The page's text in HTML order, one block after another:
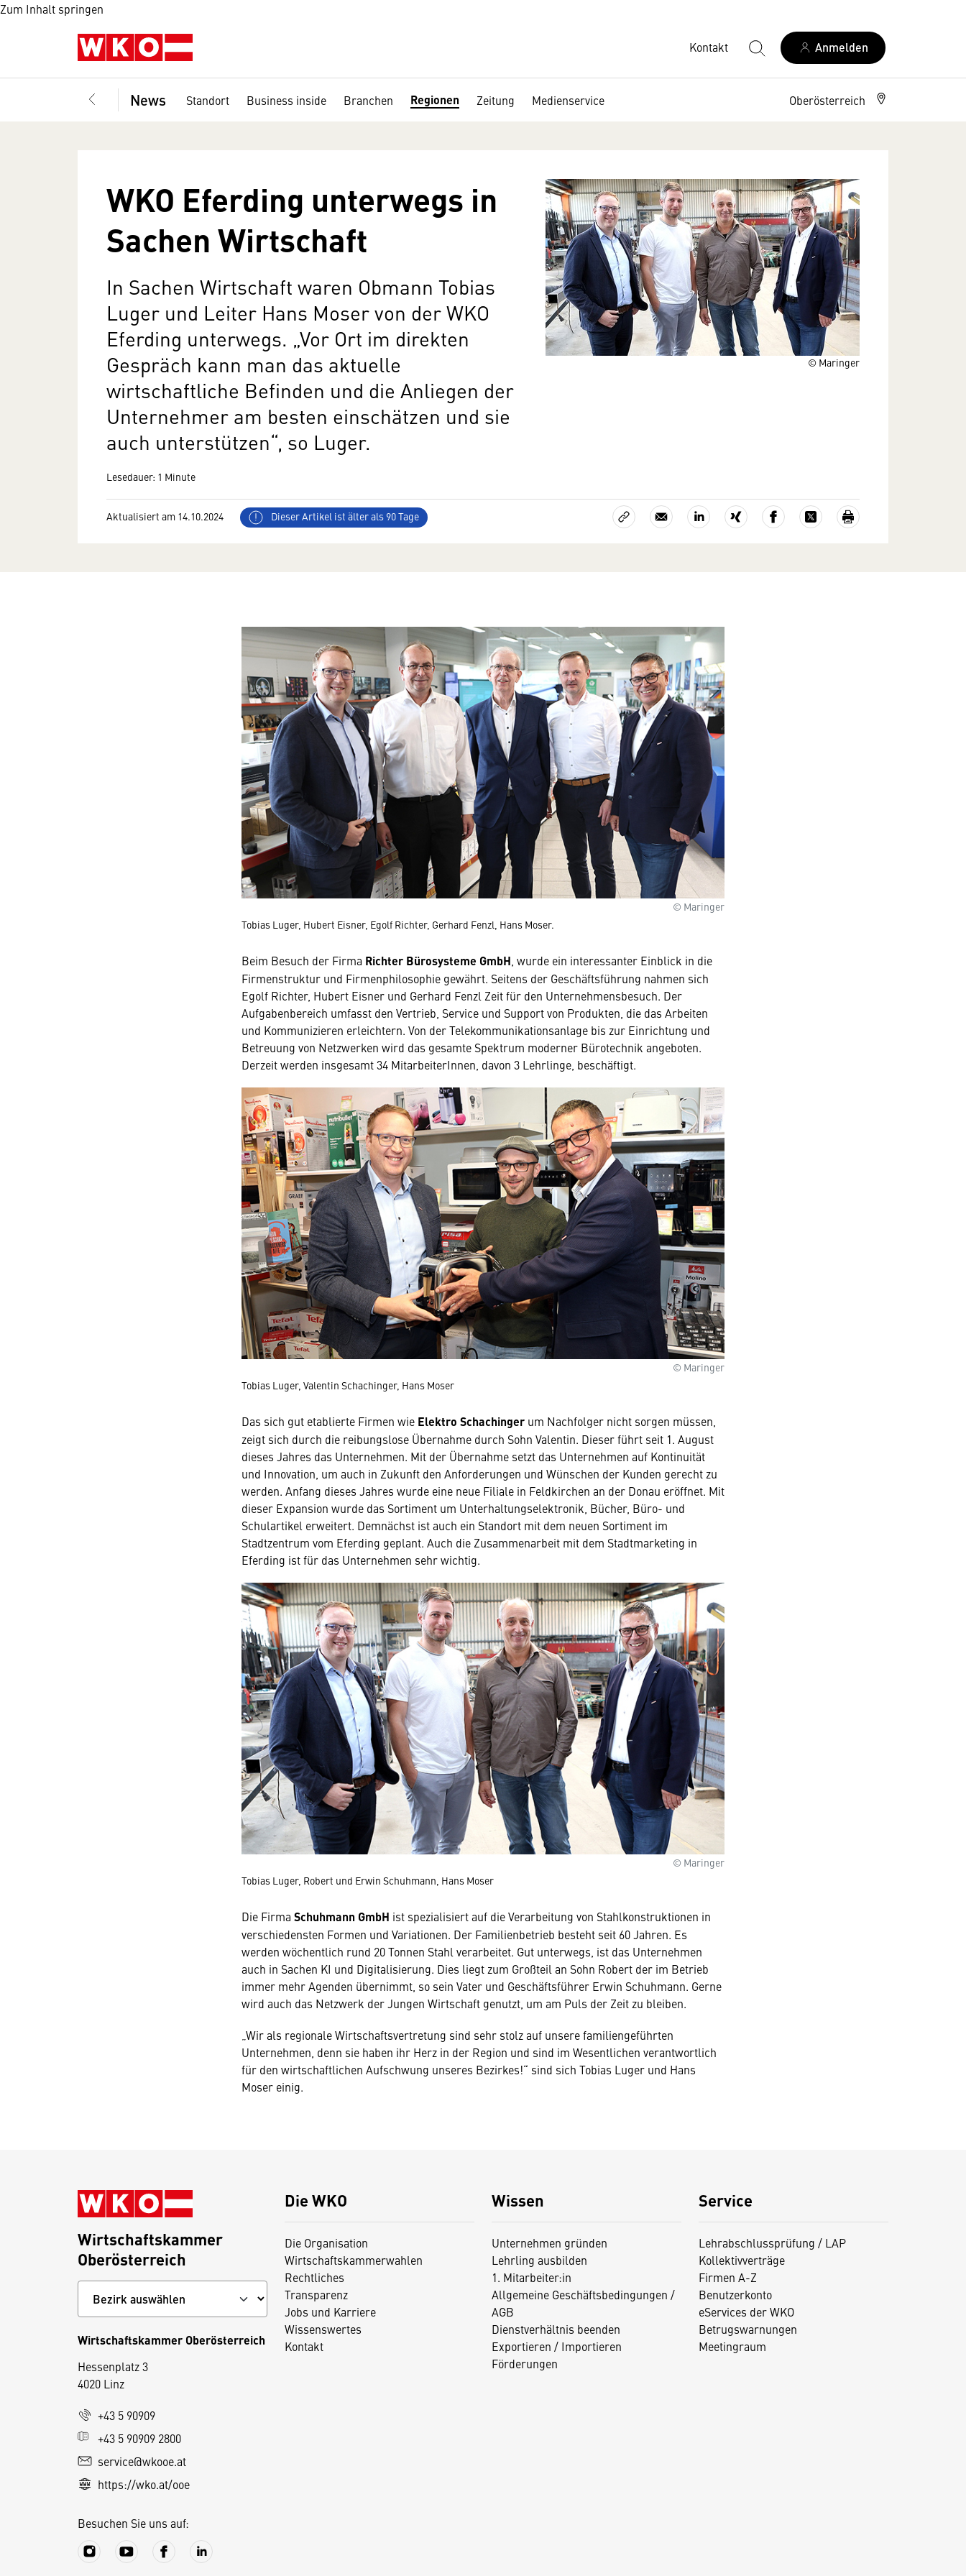
Zum Inhalt springen
Kontakt Anmelden
News Standort Business inside Branchen Regionen Zeitung Medienservice Oberösterreich
© Maringer
WKO Eferding unterwegs in
Sachen Wirtschaft
In Sachen Wirtschaft waren Obmann Tobias
Luger und Leiter Hans Moser von der WKO
Eferding unterwegs. „Vor Ort im direkten
Gespräch kann man das aktuelle
wirtschaftliche Befinden und die Anliegen der
Unternehmer am besten einschätzen und sie
auch unterstützen“, so Luger.
Lesedauer: 1 Minute
Aktualisiert am 14.10.2024 Dieser Artikel ist älter als 90 Tage
© Maringer
Tobias Luger, Hubert Eisner, Egolf Richter, Gerhard Fenzl, Hans Moser.
Beim Besuch der Firma Richter Bürosysteme GmbH , wurde ein interessanter Einblick in die
Firmenstruktur und Firmenphilosophie gewährt. Seitens der Geschäftsführung nahmen sich
Egolf Richter, Hubert Eisner und Gerhard Fenzl Zeit für den Unternehmensbesuch. Der
Aufgabenbereich umfasst den Vertrieb, Service und Support von Produkten, die das Arbeiten
und Kommunizieren erleichtern. Von der Telekommunikationsanlage bis zur Einrichtung und
Betreuung von Netzwerken wird das gesamte Spektrum moderner Bürotechnik angeboten.
Derzeit werden insgesamt 34 MitarbeiterInnen, davon 3 Lehrlinge, beschäftigt.
© Maringer
Tobias Luger, Valentin Schachinger, Hans Moser
Das sich gut etablierte Firmen wie Elektro Schachinger um Nachfolger nicht sorgen müssen,
zeigt sich durch die reibungslose Übernahme durch Sohn Valentin. Dieser führt seit 1. August
dieses Jahres das Unternehmen. Mit der Übernahme setzt das Unternehmen auf Kontinuität
und Innovation, um auch in Zukunft den Anforderungen und Wünschen der Kunden gerecht zu
werden. Anfang dieses Jahres wurde eine neue Filiale in Feldkirchen an der Donau eröffnet. Mit
dieser Expansion wurde das Sortiment um Unterhaltungselektronik, Bücher, Büro- und
Schulartikel erweitert. Demnächst ist auch ein Standort mit dem neuen Sortiment im
Stadtzentrum vom Eferding geplant. Auch die Zusammenarbeit mit dem Stadtmarketing in
Eferding ist für das Unternehmen sehr wichtig.
© Maringer
Tobias Luger, Robert und Erwin Schuhmann, Hans Moser
Die Firma Schuhmann GmbH ist spezialisiert auf die Verarbeitung von Stahlkonstruktionen in
verschiedensten Formen und Variationen. Der Familienbetrieb besteht seit 60 Jahren. Es
werden wöchentlich rund 20 Tonnen Stahl verarbeitet. Gut unterwegs, ist das Unternehmen
auch in Sachen KI und Digitalisierung. Dies liegt zum Großteil an Sohn Robert der im Betrieb
immer mehr Agenden übernimmt, so sein Vater und Geschäftsführer Erwin Schuhmann. Gerne
wird auch das Netzwerk der Jungen Wirtschaft genutzt, um am Puls der Zeit zu bleiben.
„Wir als regionale Wirtschaftsvertretung sind sehr stolz auf unsere familiengeführten
Unternehmen, denn sie haben ihr Herz in der Region und sind im Wesentlichen verantwortlich
für den wirtschaftlichen Aufschwung unseres Bezirkes!“ sind sich Tobias Luger und Hans
Moser einig.
Die WKO
Die Organisation
Wirtschaftskammerwahlen
Rechtliches
Transparenz
Jobs und Karriere
Wissenswertes
Kontakt
Wissen
Unternehmen gründen
Lehrling ausbilden
1. Mitarbeiter:in
Allgemeine Geschäftsbedingungen /
AGB
Dienstverhältnis beenden
Exportieren / Importieren
Förderungen
Service
Lehrabschlussprüfung / LAP
Kollektivverträge
Firmen A-Z
Benutzerkonto
eServices der WKO
Betrugswarnungen
Meetingraum
Wirtschaftskammer
Oberösterreich
Wirtschaftskammer Oberösterreich
Hessenplatz 3
4020 Linz
+43 5 90909
+43 5 90909 2800
service@wkooe.at
https://wko.at/ooe
Besuchen Sie uns auf: